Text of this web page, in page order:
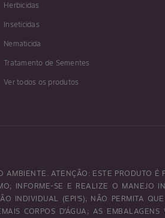
Herbicidas
Inseticidas
Nematicida
Tratamento de Sementes
Ver todos os produtos
ATENÇÃO: ESTE PRODUTO
INFORME-SE E REALIZE O MANEJO
INDIVIDUAL (EPI’S); NÃO PERMITA
CORPOS D’ÁGUA; AS